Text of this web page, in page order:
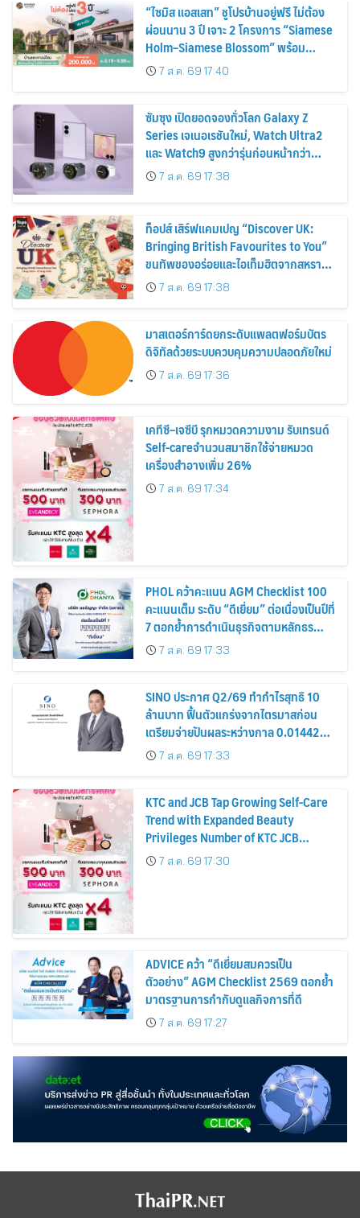
“ไซมิส แอสเสท” ชูโปรบ้านอยู่ฟรี ไม่ต้อง
ผ่อนนาน 3 ปี เจาะ 2 โครงการ “Siamese
Holm–Siamese Blossom” พร้อม
ส่วนลดและสิทธิพิเศษถึง 31 สิงหาคม
2569
7 ส.ค. 69 17:40
ซัมซุง เปิดยอดจองทั่วโลก Galaxy Z
Series เจเนอเรชันใหม่, Watch Ultra2
และ Watch9 สูงกว่ารุ่นก่อนหน้ากว่า
30%7 ส.ค. 69 17:38
ท็อปส์ เสิร์ฟแคมเปญ “Discover UK:
Bringing British Favourites to You”
ขนทัพของอร่อยและไอเท็มฮิตจากสหราช
อาณาจักร ส่งตรงถึงมือตั้งแต่วันนี้ – 18
สิงหาคมนี้
7 ส.ค. 69 17:38
มาสเตอร์การ์ดยกระดับแพลตฟอร์มบัตร
ดิจิทัลด้วยระบบควบคุมความปลอดภัยใหม่
7 ส.ค. 69 17:36
เคทีซี–เจซีบี รุกหมวดความงาม รับเทรนด์
Self-careจำนวนสมาชิกใช้จ่ายหมวด
เครื่องสำอางเพิ่ม 26%
7 ส.ค. 69 17:34
PHOL คว้าคะแนน AGM Checklist 100
คะแนนเต็ม ระดับ “ดีเยี่ยม” ต่อเนื่องเป็นปีที่
7 ตอกย้ำการดำเนินธุรกิจตามหลักธร
รมาภิบาล โปร่งใส สร้างความเชื่อมั่นผู้ถือ
หุ้น
7 ส.ค. 69 17:33
SINO ประกาศ Q2/69 ทำกำไรสุทธิ 10
ล้านบาท ฟื้นตัวแกร่งจากไตรมาสก่อน
เตรียมจ่ายปันผลระหว่างกาล 0.014423
บาทต่อหุ้น ครึ่งปีหลังมุ่งเติบโตต่อเนื่อง
7 ส.ค. 69 17:33
KTC and JCB Tap Growing Self-Care
Trend with Expanded Beauty
Privileges Number of KTC JCB
Cardmembers Spending on
Cosmetics Rises 26%
7 ส.ค. 69 17:30
ADVICE คว้า “ดีเยี่ยมสมควรเป็น
ตัวอย่าง” AGM Checklist 2569 ตอกย้ำ
มาตรฐานการกำกับดูแลกิจการที่ดี
7 ส.ค. 69 17:27